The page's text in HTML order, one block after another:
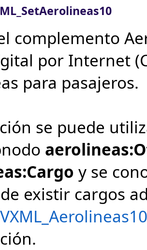
complemento
por Internet
para pasajeros.
se puede
y se
existir cargos